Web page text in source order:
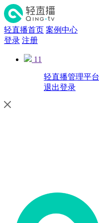
轻直播首页 案例中心
登录 注册
11
轻直播管理平台
退出登录